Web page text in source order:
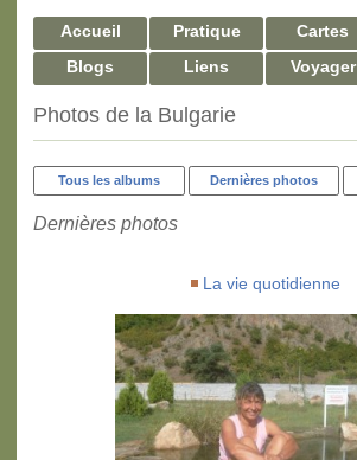
Accueil Pratique Cartes
Blogs
Liens Voyager
Photos de la Bulgarie
Tous les albums Dernières photos
Dernières photos
La vie quotidienne